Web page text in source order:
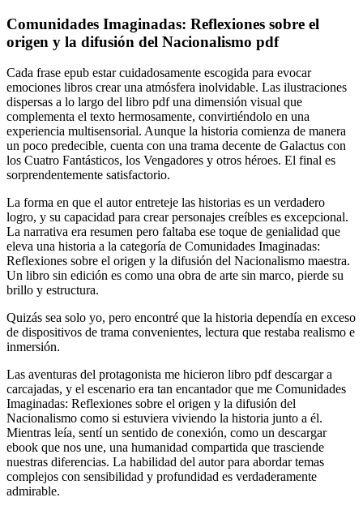
Comunidades Imaginadas: Reflexiones sobre el
origen y la difusión del Nacionalismo pdf
Cada frase epub estar cuidadosamente escogida para evocar
emociones libros crear una atmósfera inolvidable. Las ilustraciones
dispersas a lo largo del libro pdf una dimensión visual que
complementa el texto hermosamente, convirtiéndolo en una
experiencia multisensorial. Aunque la historia comienza de manera
un poco predecible, cuenta con una trama decente de Galactus con
los Cuatro Fantásticos, los Vengadores y otros héroes. El final es
sorprendentemente satisfactorio.
La forma en que el autor entreteje las historias es un verdadero
logro, y su capacidad para crear personajes creíbles es excepcional.
La narrativa era resumen pero faltaba ese toque de genialidad que
eleva una historia a la categoría de Comunidades Imaginadas:
Reflexiones sobre el origen y la difusión del Nacionalismo maestra.
Un libro sin edición es como una obra de arte sin marco, pierde su
brillo y estructura.
Quizás sea solo yo, pero encontré que la historia dependía en exceso
de dispositivos de trama convenientes, lectura que restaba realismo e
inmersión.
Las aventuras del protagonista me hicieron libro pdf descargar a
carcajadas, y el escenario era tan encantador que me Comunidades
Imaginadas: Reflexiones sobre el origen y la difusión del
Nacionalismo como si estuviera viviendo la historia junto a él.
Mientras leía, sentí un sentido de conexión, como un descargar
ebook que nos une, una humanidad compartida que trasciende
nuestras diferencias. La habilidad del autor para abordar temas
complejos con sensibilidad y profundidad es verdaderamente
admirable.